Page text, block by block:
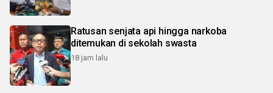
Ratusan senjata api hingga narkoba
ditemukan di sekolah swasta
18 jam lalu